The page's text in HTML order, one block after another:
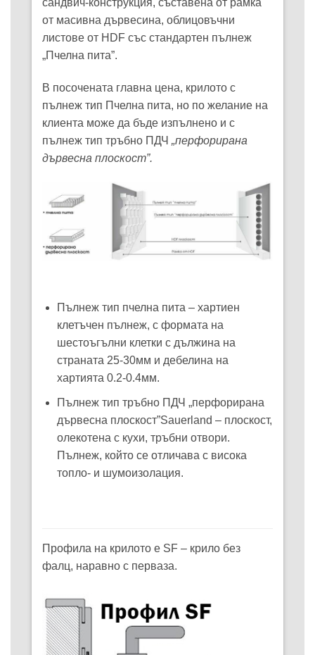
сандвич-конструкция, съставена от рамка
от масивна дървесина, облицовъчни
листове от HDF със стандартен пълнеж
„Пчелна пита”.
В посочената главна цена, крилото с
пълнеж тип Пчелна пита, но по желание на
клиента може да бъде изпълнено и с
пълнеж тип тръбно ПДЧ „перфорирана
дървесна плоскост”.
Пълнеж тип пчелна пита – хартиен
клетъчен пълнеж, с формата на
шестоъгълни клетки с дължина на
страната 25-30мм и дебелина на
хартията 0.2-0.4мм.
Пълнеж тип тръбно ПДЧ „перфорирана
дървесна плоскост”Sauerland – плоскост,
олекотена с кухи, тръбни отвори.
Пълнеж, който се отличава с висока
топло- и шумоизолация.
Профила на крилото е SF – крило без
фалц, наравно с перваза.